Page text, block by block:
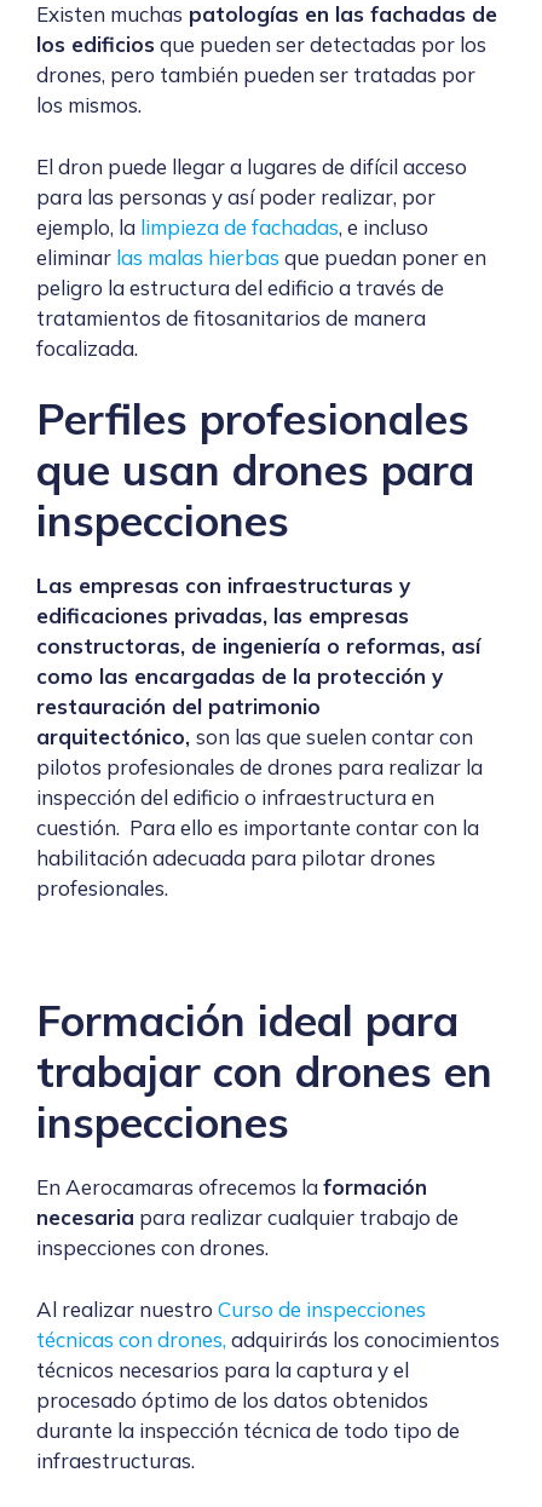
Existen muchas patologías en las fachadas de
los edificios que pueden ser detectadas por los
drones, pero también pueden ser tratadas por
los mismos.
El dron puede llegar a lugares de difícil acceso
para las personas y así poder realizar, por
ejemplo, la limpieza de fachadas, e incluso
eliminar las malas hierbas que puedan poner en
peligro la estructura del edificio a través de
tratamientos de fitosanitarios de manera
focalizada.
Perfiles profesionales
que usan drones para
inspecciones
Las empresas con infraestructuras y
edificaciones privadas, las empresas
constructoras, de ingeniería o reformas, así
como las encargadas de la protección y
restauración del patrimonio
arquitectónico, son las que suelen contar con
pilotos profesionales de drones para realizar la
inspección del edificio o infraestructura en
cuestión. Para ello es importante contar con la
habilitación adecuada para pilotar drones
profesionales.
Formación ideal para
trabajar con drones en
inspecciones
En Aerocamaras ofrecemos laformación
necesaria para realizar cualquier trabajo de
inspecciones con drones.
Al realizar nuestro Curso de inspecciones
técnicas con drones, adquirirás los conocimientos
técnicos necesarios para la captura y el
procesado óptimo de los datos obtenidos
durante la inspección técnica de todo tipo de
infraestructuras.